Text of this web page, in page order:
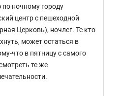
по ночному городу
центр с пешеходной
Церковь), ночлег. Те кто
может остаться в
что в пятницу с самого
те же